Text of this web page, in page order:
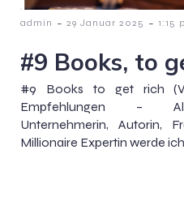
admin - 29 Januar 2025 - 1:15
#9 Books, to
#9 Books to get rich
Empfehlungen – Als
Unternehmerin, Autorin,
Millionaire Expertin werde